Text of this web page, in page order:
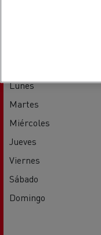
Lunes
Martes
Miércoles
Jueves
Viernes
Sábado
Domingo